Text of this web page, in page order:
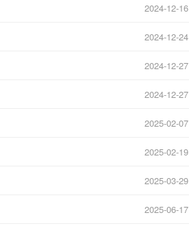
2024-12-16
2024-12-24
2024-12-27
2024-12-27
2025-02-07
2025-02-19
2025-03-29
2025-06-17